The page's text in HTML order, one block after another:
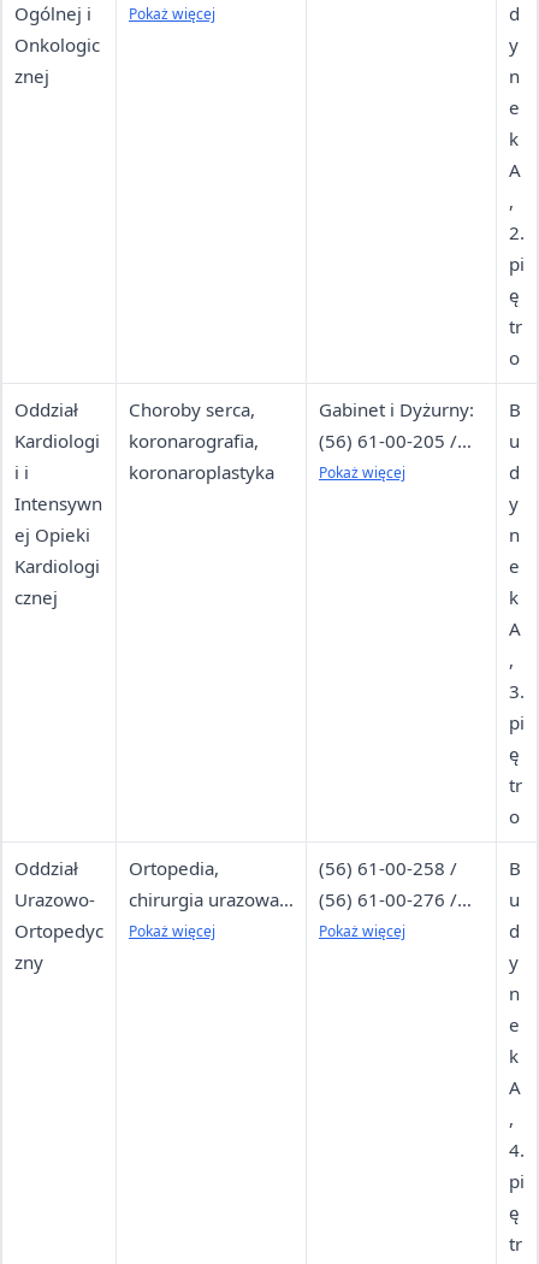
Ogólnej i
Onkologic
znej
gastroenterologicz
Pokaż więcej
d
y
n
e
k
A
,
2.
pi
ę
tr
o
Oddział
Kardiologi
i i
Intensywn
ej Opieki
Kardiologi
cznej
Choroby serca,
koronarografia,
koronaroplastyka
Gabinet i Dyżurny:
(56) 61-00-205 /
(56) 61-00-311,
Pokaż więcej
B
u
d
y
n
e
k
A
,
3.
pi
ę
tr
o
Oddział
Urazowo-
Ortopedyc
zny
Ortopedia,
chirurgia urazowa,
endoprotezoplasty
Pokaż więcej
(56) 61-00-258 /
(56) 61-00-276 /
(+48) 500-104-353,
Pokaż więcej
B
u
d
y
n
e
k
A
,
4.
pi
ę
tr